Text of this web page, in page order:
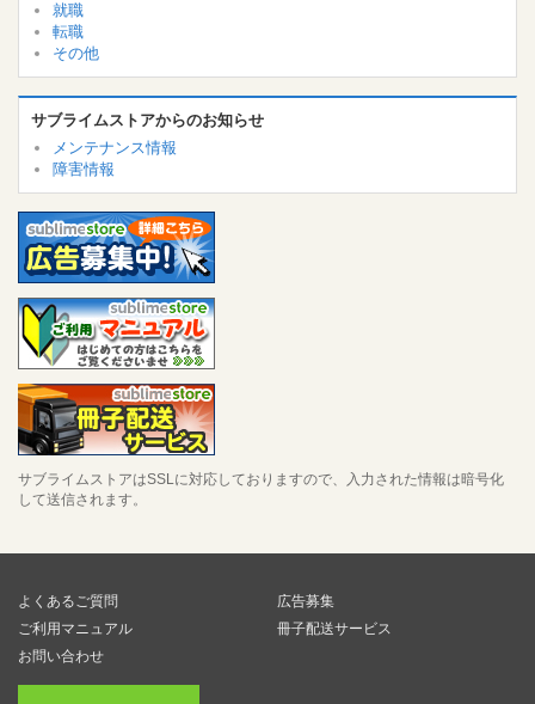
就職
転職
その他
サブライムストアからのお知らせ
メンテナンス情報
障害情報
サブライムストアはSSLに対応しておりますので、入力された情報は暗号化
して送信されます。
よくあるご質問
ご利用マニュアル
お問い合わせ
広告募集
冊子配送サービス